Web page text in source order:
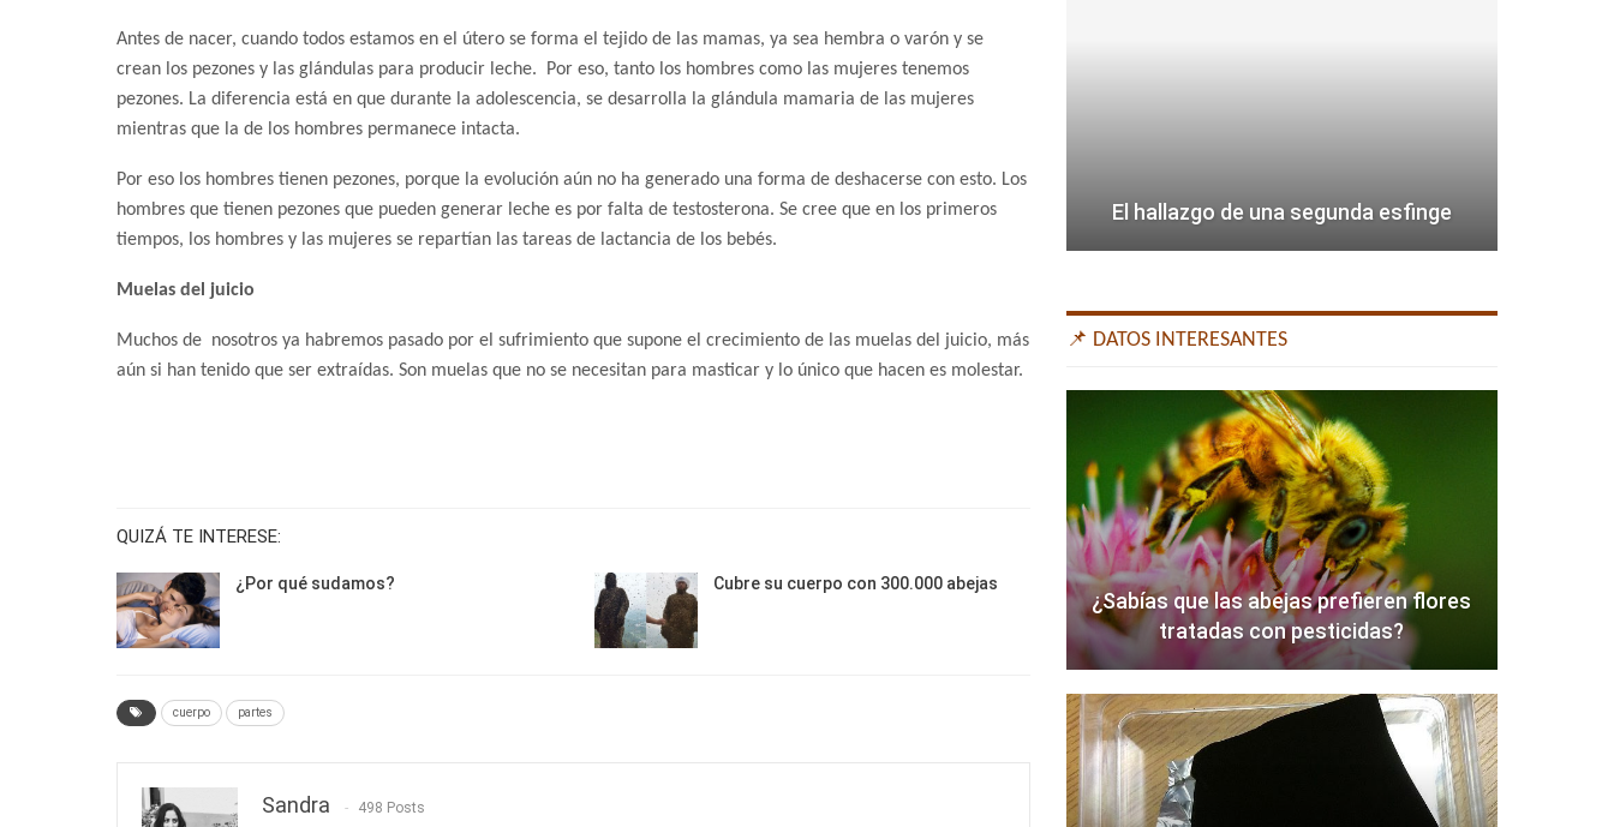
Antes de nacer, cuando todos estamos en el útero se forma el tejido de las mamas, ya sea hembra o varón y se
crean los pezones y las glándulas para producir leche. Por eso, tanto los hombres como las mujeres tenemos
pezones. La diferencia está en que durante la adolescencia, se desarrolla la glándula mamaria de las mujeres
mientras que la de los hombres permanece intacta.
Por eso los hombres tienen pezones, porque la evolución aún no ha generado una forma de deshacerse con esto. Los
hombres que tienen pezones que pueden generar leche es por falta de testosterona. Se cree que en los primeros
tiempos, los hombres y las mujeres se repartían las tareas de lactancia de los bebés.
Muelas del juicio
Muchos de nosotros ya habremos pasado por el sufrimiento que supone el crecimiento de las muelas del juicio, más
aún si han tenido que ser extraídas. Son muelas que no se necesitan para masticar y lo único que hacen es molestar.
QUIZÁ TE INTERESE:
¿Por qué sudamos? Cubre su cuerpo con 300.000 abejas
cuerpo partes
Sandra 498 Posts
El hallazgo de una segunda esfinge
📌 DATOS INTERESANTES
¿Sabías que las abejas prefieren flores
tratadas con pesticidas?